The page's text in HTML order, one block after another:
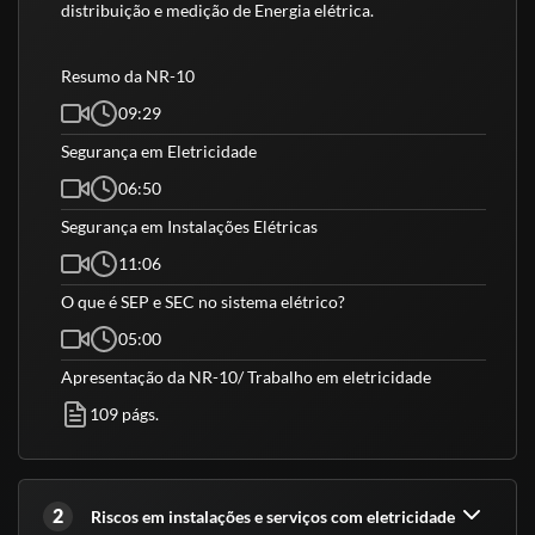
Os riscos para quem trabalha com serviços e instalações com
mesmo quando expostos a eletricidades de baixa tensões, ela pode
representar perigo a integridade e saúde do colaborador.
Credenciamentos e certificação
Somos Registrados na ABED regulamentando nossos cursos EAD
CADASTRO DA ABED - CLIQUE AQUI
Nosso Curso de NR-10 é elaborado e validado conforme exigências
do Ministério do Trabalho e Emprego e Secretaria de Estado da
Os Cursos presenciais e online possuem o mesmo certificado e
mesma validade, contêm o conteúdo exigido pelo Ministério do
Trabalho e Emprego, além de possuir instrutores habilitados aos
áreas, devidamente cadastrados nos conselhos de classe.
distribuição e medição de Energia elétrica.
Resumo da NR-10
09:29
Segurança em Eletricidade
06:50
Segurança em Instalações Elétricas
11:06
O que é SEP e SEC no sistema elétrico?
05:00
Apresentação da NR-10/ Trabalho em eletricidade
109 págs.
2 Riscos em instalações e serviços com eletricidade